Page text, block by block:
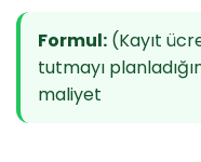
Formul: (Kayıt
tutmayı
maliyet